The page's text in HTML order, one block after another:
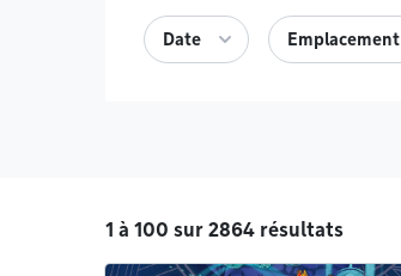
Date Emplacement
1 à 100 sur 2864 résultats